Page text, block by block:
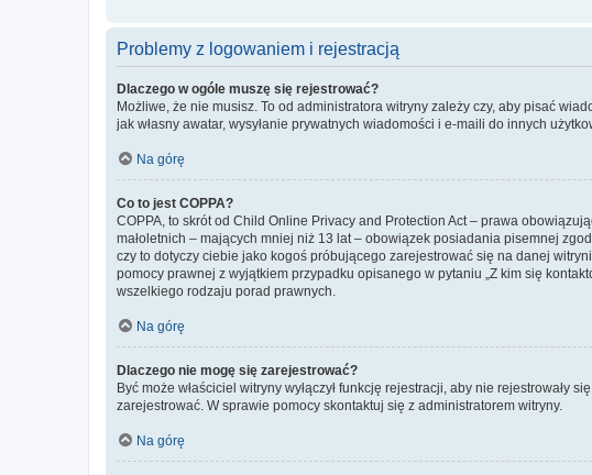
Problemy z logowaniem i rejestracją
Dlaczego w ogóle muszę się rejestrować?
Możliwe, że nie musisz. To od administratora witryny zależy czy, aby pisać
jak własny awatar, wysyłanie prywatnych wiadomości i e-maili do innych
Na górę
Co to jest COPPA?
COPPA, to skrót od Child Online Privacy and Protection Act – prawa
małoletnich – mających mniej niż 13 lat – obowiązek posiadania pisemnej
czy to dotyczy ciebie jako kogoś próbującego zarejestrować się na danej
pomocy prawnej z wyjątkiem przypadku opisanego w pytaniu „Z kim się
wszelkiego rodzaju porad prawnych.
Na górę
Dlaczego nie mogę się zarejestrować?
Być może właściciel witryny wyłączył funkcję rejestracji, aby nie rejestrowały
zarejestrować. W sprawie pomocy skontaktuj się z administratorem witryny.
Na górę